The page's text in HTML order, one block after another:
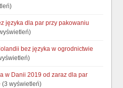
języka dla par przy pakowaniu
bez języka w ogrodnictwie
w Danii 2019 od zaraz dla par
(3 wyświetleń)